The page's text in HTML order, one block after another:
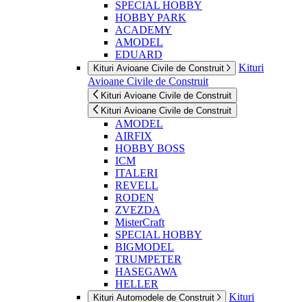
SPECIAL HOBBY
HOBBY PARK
ACADEMY
AMODEL
EDUARD
Kituri Avioane Civile de Construit
Kituri
Avioane Civile de Construit
Kituri Avioane Civile de Construit
Kituri Avioane Civile de Construit
AMODEL
AIRFIX
HOBBY BOSS
ICM
ITALERI
REVELL
RODEN
ZVEZDA
MisterCraft
SPECIAL HOBBY
BIGMODEL
TRUMPETER
HASEGAWA
HELLER
Kituri Automodele de Construit
Kituri